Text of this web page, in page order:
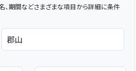
、期間などさまざまな項目から詳細に条件